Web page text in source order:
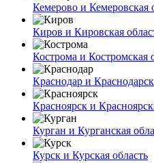
Кемерово и Кемеровская
Киров и Кировская
Кострома и Костромская
Краснодар и
Красноярск и
Курган и Курганская
Курск и Курская область